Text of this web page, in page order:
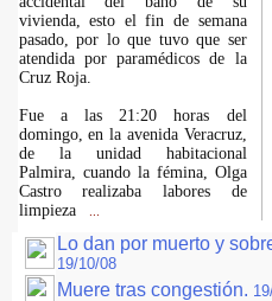
vivienda, esto el fin de semana
pasado, por lo que tuvo que ser
atendida por paramédicos de la
Cruz Roja.
Fue a las 21:20 horas del
domingo, en la avenida Veracruz,
de la unidad habitacional
Palmira, cuando la fémina, Olga
Castro realizaba labores de
limpieza
Lo dan por muerto y
19/10/08
Muere tras congestión.